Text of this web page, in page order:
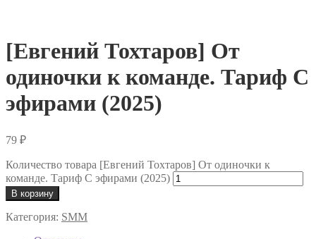
[Евгений Тохтаров] От
одиночки к команде. Тариф С
эфирами (2025)
79 ₽
Количество товара [Евгений Тохтаров] От одиночки к
команде. Тариф С эфирами (2025)
В корзину
Категория: SMM